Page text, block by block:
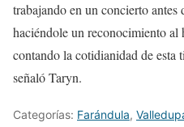
trabajando en un concierto
haciéndole un reconocimiento
contando la cotidianidad de esta
señaló Taryn.
Categorías: Farándula,